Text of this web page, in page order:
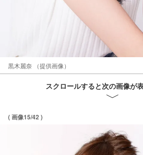
黒木麗奈 （提供画像）
スクロールすると次の画像が
( 画像15/42 )